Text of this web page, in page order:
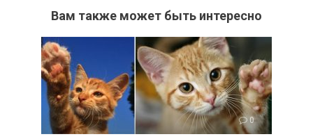
Вам также может быть интересно
0